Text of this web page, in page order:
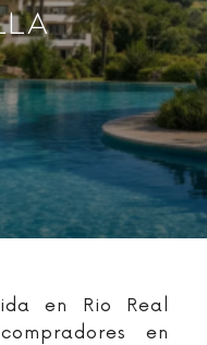
en Rio Real
en